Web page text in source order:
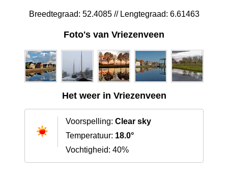
Breedtegraad: 52.4085 // Lengtegraad: 6.61463
Foto's van Vriezenveen
Het weer in Vriezenveen
Voorspelling: Clear sky
Temperatuur: 18.0°
Vochtigheid: 40%